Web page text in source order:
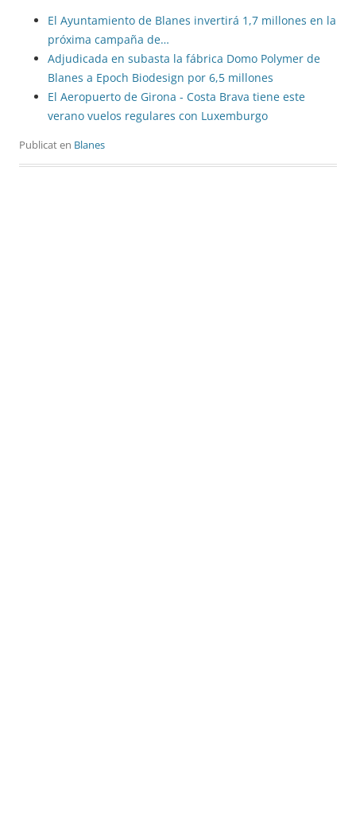
El Ayuntamiento de Blanes invertirá 1,7 millones en la
próxima campaña de…
Adjudicada en subasta la fábrica Domo Polymer de
Blanes a Epoch Biodesign por 6,5 millones
El Aeropuerto de Girona - Costa Brava tiene este
verano vuelos regulares con Luxemburgo
Publicat en Blanes